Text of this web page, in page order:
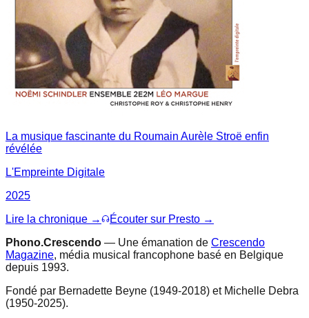
La musique fascinante du Roumain Aurèle Stroë enfin
révélée
L'Empreinte Digitale
2025
Lire la chronique →
Écouter sur Presto →
Phono.Crescendo — Une émanation de Crescendo
Magazine, média musical francophone basé en Belgique
depuis 1993.
Fondé par Bernadette Beyne (1949-2018) et Michelle Debra
(1950-2025).